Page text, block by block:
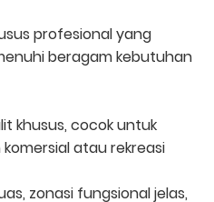
profesional yang
beragam kebutuhan
khusus, cocok untuk
atau rekreasi
zonasi fungsional jelas,